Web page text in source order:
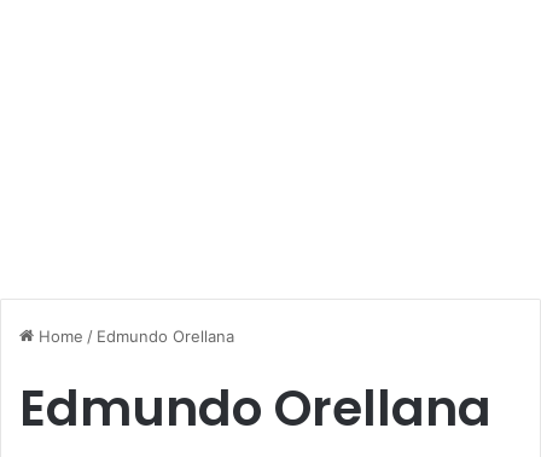
Home / Edmundo Orellana
Edmundo Orellana